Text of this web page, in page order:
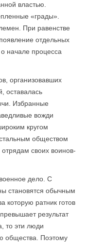
властью.
«грады».
При равенстве
отдельных
начале процесса
организовавших
оставалась
Избранные
вожди
кругом
обществом
своих воинов-
дело. С
становятся обычным
которую ратник готов
результат
то эти люди
общества. Поэтому